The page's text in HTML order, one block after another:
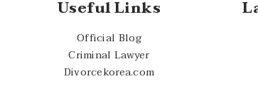
Useful Links
Official Blog
Criminal Lawyer
Divorcekorea.com